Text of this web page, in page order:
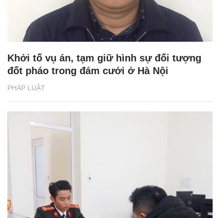
PHÁP LUẬT
Khởi tố vụ án, tạm giữ hình sự đối tượng
đốt pháo trong đám cưới ở Hà Nội